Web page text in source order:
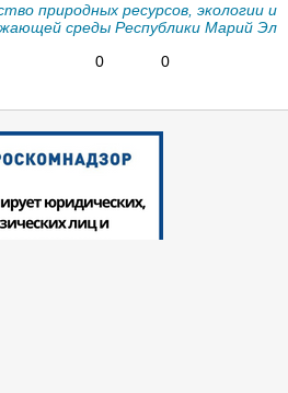
природных ресурсов, экологии и
среды Республики Марий Эл
0
0